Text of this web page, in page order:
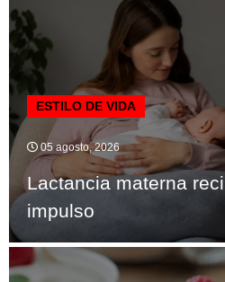
ESTILO DE VIDA
05 agosto, 2026
Lactancia materna
impulso